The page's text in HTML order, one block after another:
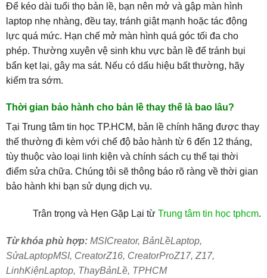
Để kéo dài tuổi thọ bản lề, bạn nên mở và gập màn hình
laptop nhẹ nhàng, đều tay, tránh giật mạnh hoặc tác động
lực quá mức. Hạn chế mở màn hình quá góc tối đa cho
phép. Thường xuyên vệ sinh khu vực bản lề để tránh bụi
bẩn kẹt lại, gây ma sát. Nếu có dấu hiệu bất thường, hãy
kiểm tra sớm.
Thời gian bảo hành cho bản lề thay thế là bao lâu?
Tại Trung tâm tin học TP.HCM, bản lề chính hãng được thay
thế thường đi kèm với chế độ bảo hành từ 6 đến 12 tháng,
tùy thuộc vào loại linh kiện và chính sách cụ thể tại thời
điểm sửa chữa. Chúng tôi sẽ thông báo rõ ràng về thời gian
bảo hành khi bạn sử dụng dịch vụ.
Trân trọng và Hẹn Gặp Lại từTrung tâm tin học tphcm.
Từ khóa phù hợp:MSICreator, BảnLềLaptop,
SửaLaptopMSI, CreatorZ16, CreatorProZ17, Z17,
LinhKiệnLaptop, ThayBảnLề, TPHCM